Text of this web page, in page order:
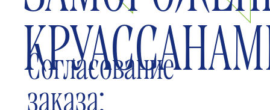
Выпечка
Слоеные изделия